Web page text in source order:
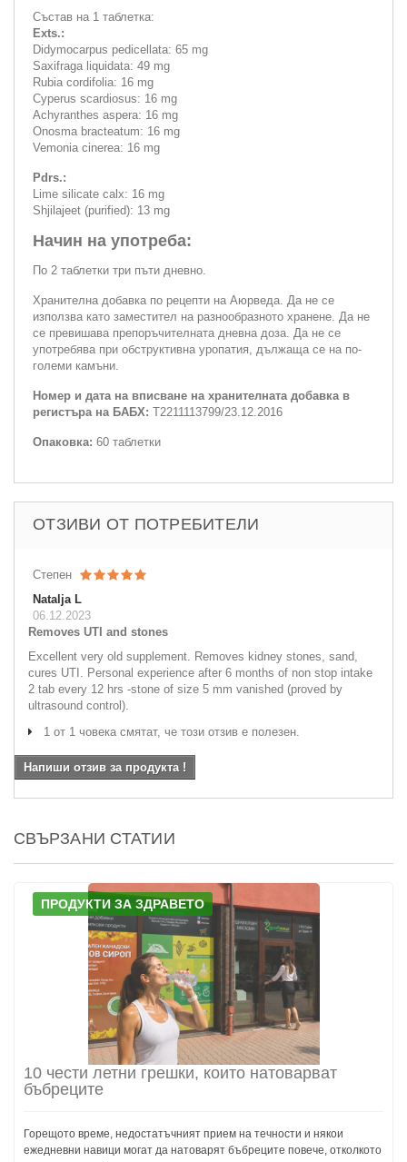
Състав на 1 таблетка:
Exts.:
Didymocarpus pedicellata: 65 mg
Saxifraga liquidata: 49 mg
Rubia cordifolia: 16 mg
Cyperus scardiosus: 16 mg
Achyranthes aspera: 16 mg
Onosma bracteatum: 16 mg
Vemonia cinerea: 16 mg
Pdrs.:
Lime silicate calx: 16 mg
Shjilajeet (purified): 13 mg
Начин на употреба:
По 2 таблетки три пъти дневно.
Хранителна добавка по рецепти на Аюрведа. Да не се
използва като заместител на разнообразното хранене. Да не
се превишава препоръчителната дневна доза. Да не се
употребява при обструктивна уропатия, дължаща се на по-
големи камъни.
Номер и дата на вписване на хранителната добавка в
регистъра на БАБХ: Т2211113799/23.12.2016
Опаковка: 60 таблетки
ОТЗИВИ ОТ ПОТРЕБИТЕЛИ
Степен
Natalja L
06.12.2023
Removes UTI and stones
Excellent very old supplement. Removes kidney stones, sand,
cures UTI. Personal experience after 6 months of non stop intake
2 tab every 12 hrs -stone of size 5 mm vanished (proved by
ultrasound control).
1 от 1 човека смятат, че този отзив е полезен.
Напиши отзив за продукта !
СВЪРЗАНИ СТАТИИ
ПРОДУКТИ ЗА ЗДРАВЕТО
10 чести летни грешки, които натоварват
бъбреците
Горещото време, недостатъчният прием на течности и някои
ежедневни навици могат да натоварят бъбреците повече, отколкото